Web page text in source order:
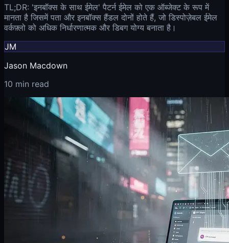
TL;DR: 'इनबॉक्स के साथ ईमेल' पैटर्न ईमेल को एक ऑब्जेक्ट के रूप में
मानता है जिसमें पता और इनबॉक्स हैंडल दोनों होते हैं, जो डिस्पोज़ेबल ईमेल
वर्कफ़्लो को अधिक निर्धारणात्मक और डिबग योग्य बनाता है।
JM
Jason Macdown
10 min read